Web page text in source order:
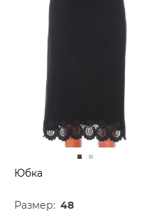
Юбка
Размер: 48